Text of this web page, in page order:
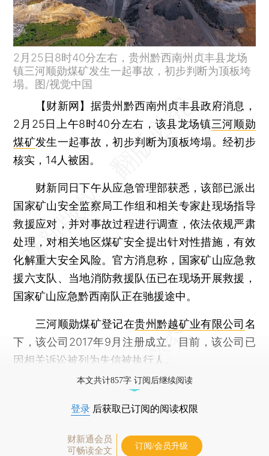
2月25日8时40分左右，贵州黔西南州贞丰县龙场
镇三河顺勋煤矿发生一起事故，初步判断为顶板垮
塌。图/视觉中国
【财新网】 据贵州黔西南州贞丰县政府消息，
2月25日上午8时40分左右，该县龙场镇三河顺勋
煤矿发生一起事故，初步判断为顶板垮塌。经初步
核实，14人被困。
财新同日下午从应急管理部获悉，该部已派出
国家矿山安全监察局工作组和相关专家赴现场指导
救援应对，并对事故过程进行调查，依法依规严肃
处理，对相关地区煤矿安全提出针对性措施，有效
化解重大安全风险。官方消息称，国家矿山应急救
援六支队、当地消防救援队伍已在现场开展救援，
国家矿山应急黔西南队正在驰援途中。
三河顺勋煤矿登记在贵州黔越矿业有限公司名
下，该公司2017年9月注册成立。目前，该公司已
因相关诉讼被列为失信被执行人。
本文共计857字 订阅后继续阅读
登录 后获取已订阅的阅读权限
财新通会员
可畅读全文
订阅/会员升级